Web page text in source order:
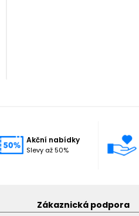
Akční nabídky
Slevy až 50%
Zákaznická podpora